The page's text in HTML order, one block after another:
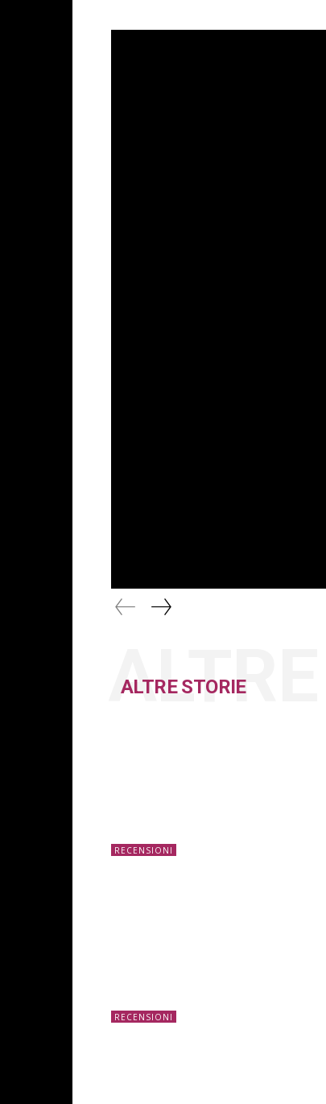
ALTRE STORIE
RECENSIONI
RECENSIONI